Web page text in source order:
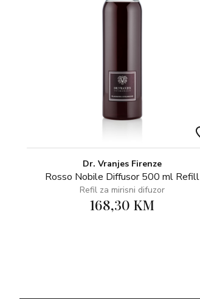
Dr. Vranjes Firenze
Rosso Nobile Diffusor 500 ml Refill
Refil za mirisni difuzor
168,30 KM